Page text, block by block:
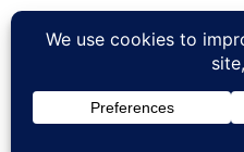
Aller
contenu
Réactions